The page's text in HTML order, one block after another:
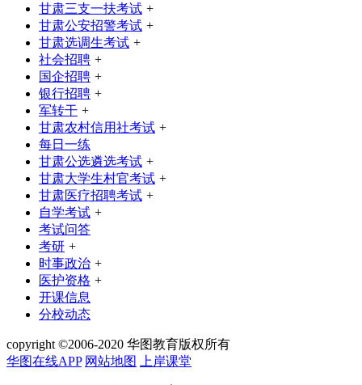
甘肃三支一扶考试 +
甘肃公安招警考试 +
甘肃选调生考试 +
社会招聘 +
国企招聘 +
银行招聘 +
军转干 +
甘肃农村信用社考试 +
每日一练
甘肃公选遴选考试 +
甘肃大学生村官考试 +
甘肃医疗招聘考试 +
自学考试 +
考试问答
考研 +
时事政治 +
医护资格 +
开课信息
分校动态
copyright ©2006-2020 华图教育版权所有
华图在线APP 网站地图 上岸课堂